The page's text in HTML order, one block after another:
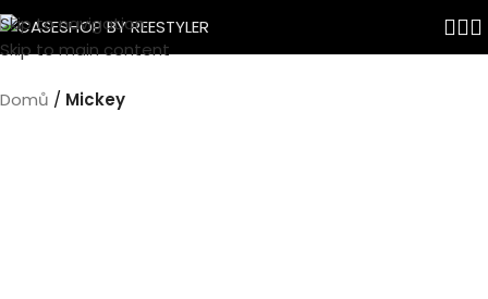
Skip to navigation
Skip to main content
Domů Mickey